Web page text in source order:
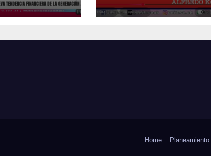
Z
Home